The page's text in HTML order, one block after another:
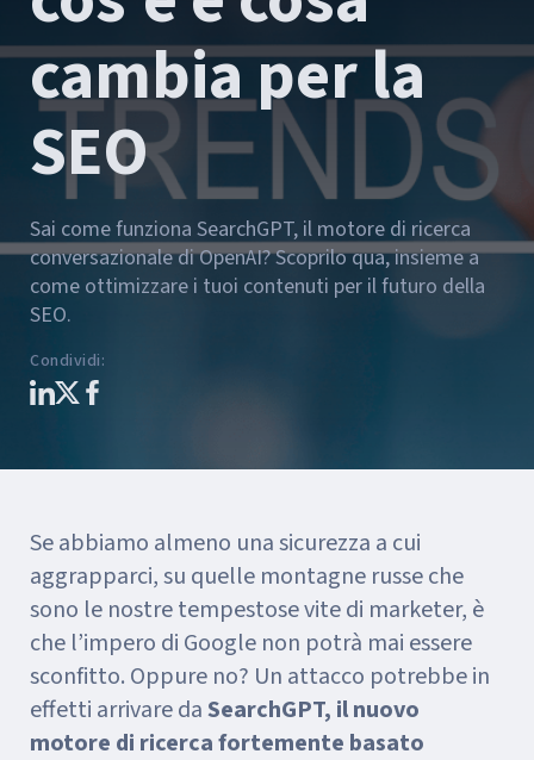
cambia per la
SEO
Sai come funziona SearchGPT, il motore di ricerca
conversazionale di OpenAI? Scoprilo qua, insieme a
come ottimizzare i tuoi contenuti per il futuro della
SEO.
Condividi:
Se abbiamo almeno una sicurezza a cui
aggrapparci, su quelle montagne russe che
sono le nostre tempestose vite di marketer, è
che l’impero di Google non potrà mai essere
sconfitto. Oppure no? Un attacco potrebbe in
effetti arrivare daSearchGPT, il nuovo
motore di ricerca fortemente basato